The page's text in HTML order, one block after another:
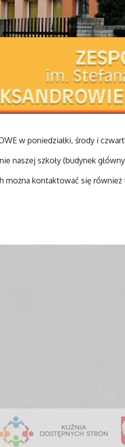
w poniedziałki, środy i
naszej szkoły (budynek
można kontaktować się